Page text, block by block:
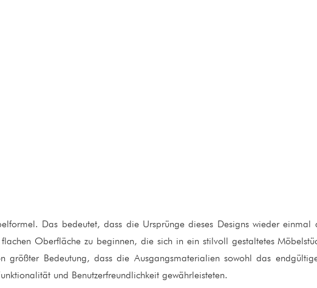
Das bedeutet, dass die Ursprünge dieses Designs wieder
Oberfläche zu beginnen, die sich in ein stilvoll gestaltetes
größter Bedeutung, dass die Ausgangsmaterialien sowohl das
und Benutzerfreundlichkeit gewährleisteten.